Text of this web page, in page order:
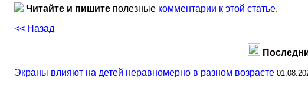
Читайте и пишите полезные комментарии к этой статье.
<< Назад
Экраны влияют на детей неравномерно в разном возрасте